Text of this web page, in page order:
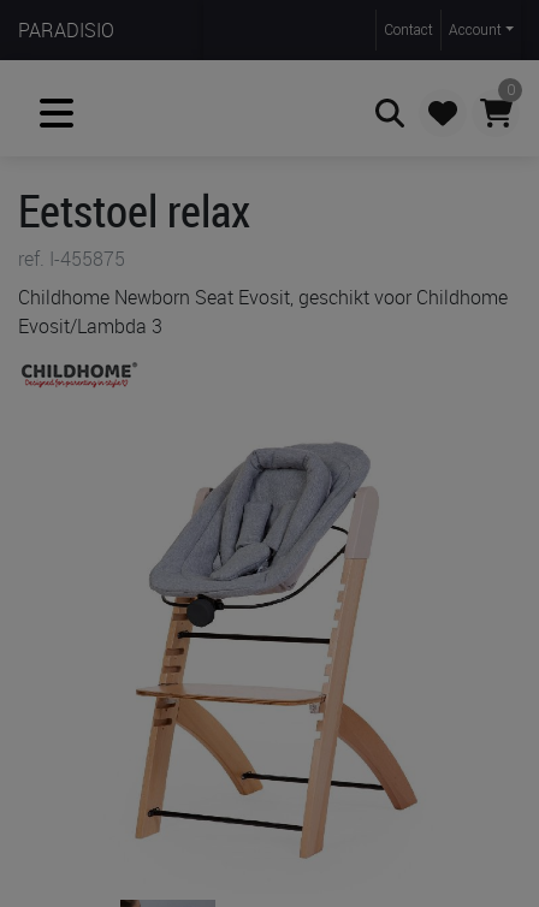
PARADISIO Contact Account
0
Eetstoel relax
ref. I-455875
Childhome Newborn Seat Evosit, geschikt voor Childhome
Evosit/Lambda 3